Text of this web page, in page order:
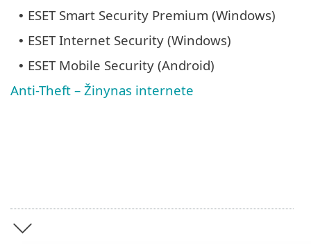
• ESET Smart Security Premium (Windows)
• ESET Internet Security (Windows)
• ESET Mobile Security (Android)
Anti-Theft – Žinynas internete